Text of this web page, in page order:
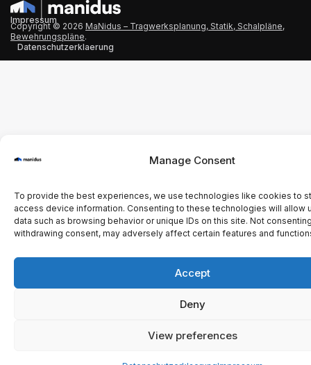
Manage Consent
To provide the best experiences, we use technologies like cookies to
access device information. Consenting to these technologies will allow
data such as browsing behavior or unique IDs on this site. Not
withdrawing consent, may adversely affect certain features and
Accept
Deny
View preferences
Copyright © 2026 MaNidus – Tragwerksplanung, Statik, Schalpläne,
Bewehrungspläne.
Impressum
Datenschutzerklaerung